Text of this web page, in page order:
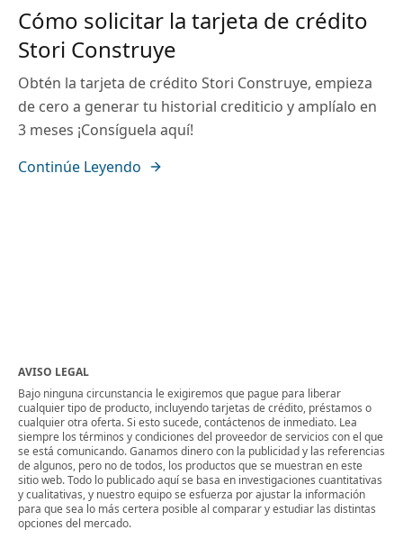
Cómo solicitar la tarjeta de crédito
Stori Construye
Obtén la tarjeta de crédito Stori Construye, empieza
de cero a generar tu historial crediticio y amplíalo en
3 meses ¡Consíguela aquí!
Continúe Leyendo
AVISO LEGAL
Bajo ninguna circunstancia le exigiremos que pague para liberar
cualquier tipo de producto, incluyendo tarjetas de crédito, préstamos o
cualquier otra oferta. Si esto sucede, contáctenos de inmediato. Lea
siempre los términos y condiciones del proveedor de servicios con el que
se está comunicando. Ganamos dinero con la publicidad y las referencias
de algunos, pero no de todos, los productos que se muestran en este
sitio web. Todo lo publicado aquí se basa en investigaciones cuantitativas
y cualitativas, y nuestro equipo se esfuerza por ajustar la información
para que sea lo más certera posible al comparar y estudiar las distintas
opciones del mercado.